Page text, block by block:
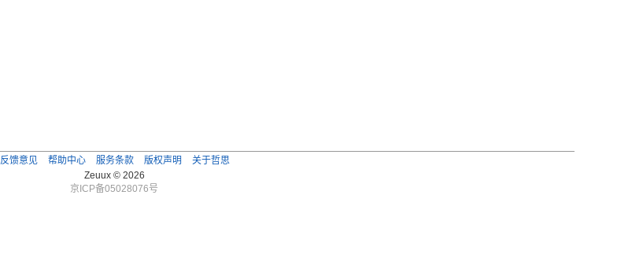
反馈意见 帮助中心 服务条款 版权声明
关于哲思
Zeuux © 2026
京ICP备05028076号